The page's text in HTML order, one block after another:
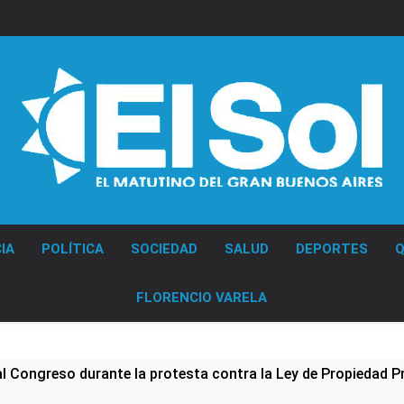
POLÍTICA SOCIEDAD SALUD DEPORTES
FLORENCIO VARELA
Congreso durante la protesta contra la Ley de Propiedad